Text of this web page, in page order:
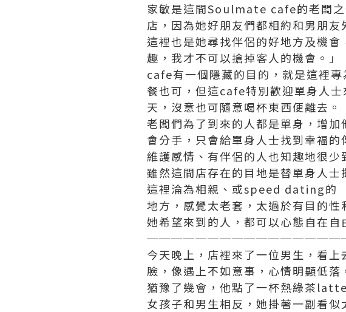
家敏是這間Soulmate cafe的老闆
店，因為她好朋友們都相約和男朋
這裡也是她尋找伴侶的好地方及機
趣，我才不可以搶掉客人的機會。」
cafe有一個隱藏的目的，就是這裡
餐也可，但這cafe特別歡迎單身人
天，沒意也可隨意喝杯東西便離去。
老闆們為了到來的人都是單身，增
會分手，只會給單身人士找到幸福
維護感情、有伴侶的人也知趣地很少
雖然這間店存在的目地是替單身人
這裡淪為相親、或speed dating的
地方，感覺太老套，太過於有目的
她希望來到的人，都可以心態自在
今天晚上，店裡來了一位男生，看
臉，像遇上不如意事，心情明顯低落
猶豫了幾會，他點了一杯熱綠茶
女孩子和男生相反，她掛著一副看